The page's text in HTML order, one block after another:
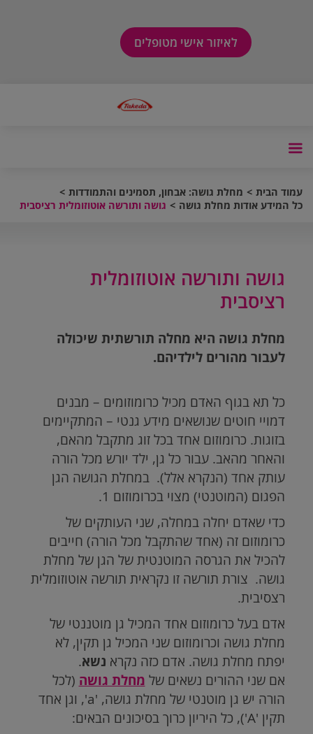
לאיזור אישי מטופלים
עמוד הבית
מחלת גושה: אבחון, תסמינים והתמודדות
כל המידע אודות מחלת גושה
גושה ותורשה אוטוזומלית רציסבית
גושה ותורשה אוטוזומלית
רציסבית
מחלת גושה היא מחלה תורשתית שיכולה
לעבור מהורים לילדיהם.
כל תא בגוף האדם מכיל כרומוזומים – מבנים
דמויי חוטים שנושאים מידע גנטי – המתקיימים
בזוגות. כרומוזום אחד בכל זוג מתקבל מהאם,
והאחר מהאב. עבור כל גן, ילד יורש מכל הורה
עותק אחד (הנקרא אלל). במחלת הגושה הגן
הפגום (המוטנטי) מצוי בכרומוזום 1.
כדי שאדם יחלה במחלה, שני העותקים של
כרומוזום זה (אחד שהתקבל מכל הורה) חייבים
להכיל את הגרסה המוטנטית של הגן של מחלת
גושה. צורת תורשה זו נקראית תורשה אוטוזומלית
רצסיבית.
אדם בעל כרומוזום אחד המכיל גן מוטננטי של
מחלת גושה וכרומוזום שני המכיל גן תקין, לא
יפתח מחלת גושה. אדם כזה נקרא נשא.
אם שני ההורים נשאים של מחלת גושה (לכל
הורה יש גן מוטנטי של מחלת גושה, 'a', וגן אחד
תקין 'A'), כל היריון כרוך בסיכונים הבאים: